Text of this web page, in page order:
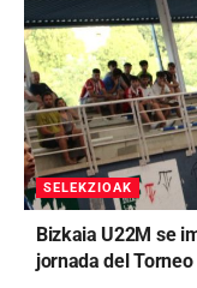
SELEKZIOAK
Bizkaia U22M se
jornada del